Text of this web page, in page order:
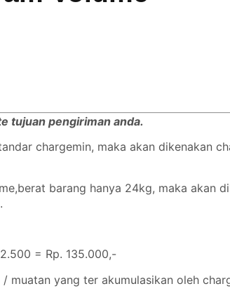
tujuan pengiriman anda.
chargemin, maka akan dikenakan
barang hanya 24kg, maka akan
= Rp. 135.000,-
yang ter akumulasikan oleh